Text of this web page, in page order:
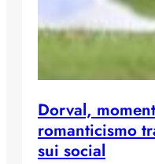
Dorval,
romanticismo
sui social